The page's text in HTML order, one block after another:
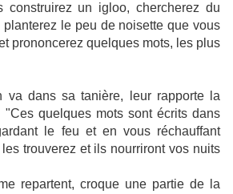
construirez un igloo, chercherez du
planterez le peu de noisette que vous
prononcerez quelques mots, les plus
va dans sa tanière, l eur rapporte la
quelques mots sont écrits dans
le feu et en vous réchauffant
trouverez et ils nourriront vos nuits
repartent, croque une partie de la